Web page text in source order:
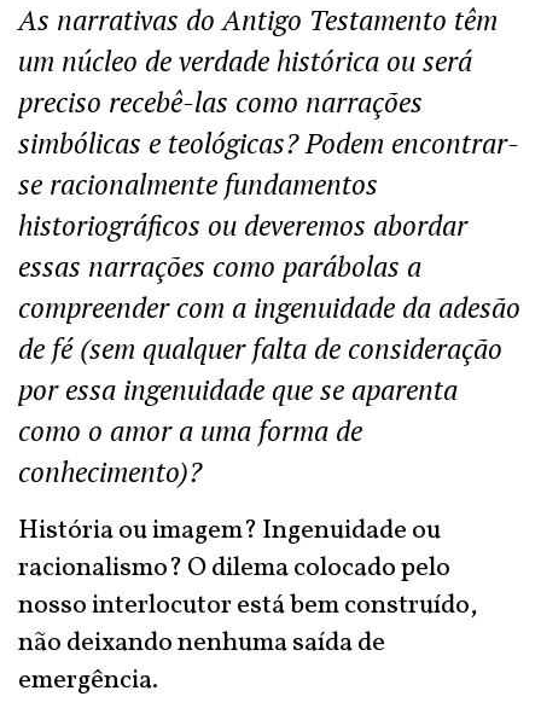
As narrativas do Antigo Testamento têm
um núcleo de verdade histórica ou será
preciso recebê-las como narrações
simbólicas e teológicas? Podem encontrar-
se racionalmente fundamentos
historiográficos ou deveremos abordar
essas narrações como parábolas a
compreender com a ingenuidade da adesão
de fé (sem qualquer falta de consideração
por essa ingenuidade que se aparenta
como o amor a uma forma de
conhecimento)?
História ou imagem? Ingenuidade ou
racionalismo? O dilema colocado pelo
nosso interlocutor está bem construído,
não deixando nenhuma saída de
emergência.